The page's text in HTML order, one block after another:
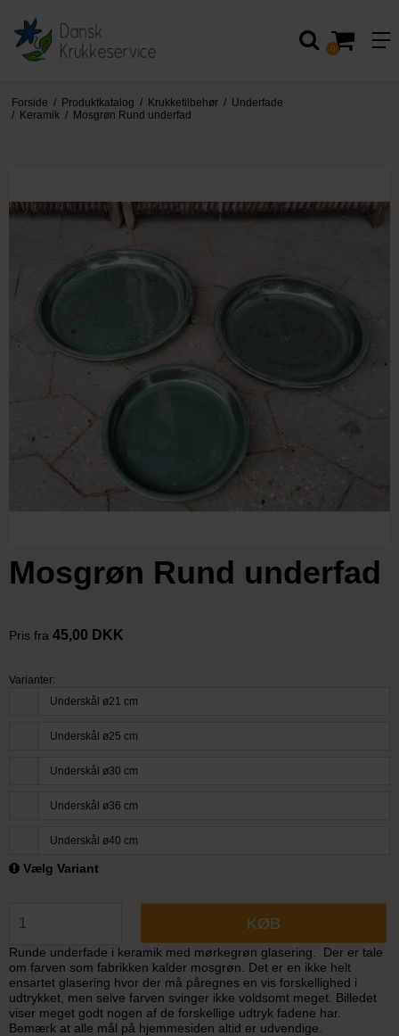
0
Forside / Produktkatalog / Krukketilbehør / Underfade
/ Keramik / Mosgrøn Rund underfad
Mosgrøn Rund underfad
Pris fra 45,00 DKK
Varianter:
Underskål ø21 cm
Underskål ø25 cm
Underskål ø30 cm
Underskål ø36 cm
Underskål ø40 cm
Vælg Variant
KØB
Runde underfade i keramik med mørkegrøn glasering. Der er tale
om farven som fabrikken kalder mosgrøn. Det er en ikke helt
ensartet glasering hvor der må påregnes en vis forskellighed i
udtrykket, men selve farven svinger ikke voldsomt meget. Billedet
viser meget godt nogen af de forskellige udtryk fadene har.
Bemærk at alle mål på hjemmesiden altid er udvendige.